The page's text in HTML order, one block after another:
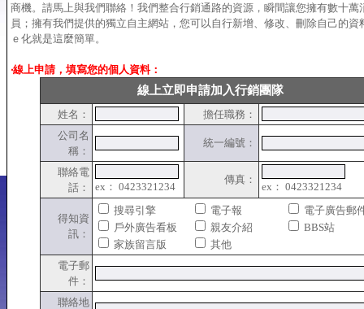
商機。請馬上與我們聯絡！我們整合行銷通路的資源，瞬間讓您擁有數十萬
員；擁有我們提供的獨立自主網站，您可以自行新增、修改、刪除自己的資
ｅ化就是這麼簡單。
‧線上申請，填寫您的個人資料：
線上立即申請加入行銷團隊
姓名：
擔任職務：
公司名
稱：
統一編號：
聯絡電
話：
ex： 0423321234
傳真：
ex： 0423321234
得知資
訊：
搜尋引擎 電子報
電子廣告郵
戶外廣告看板
親友介紹
BBS站
家族留言版
其他
電子郵
件：
聯絡地